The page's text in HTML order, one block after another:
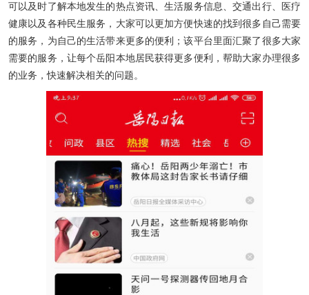
可以及时了解本地发生的热点资讯、生活服务信息、交通出行、医疗
健康以及各种民生服务，大家可以更加方便快速的找到很多自己需要
的服务，为自己的生活带来更多的便利；该平台里面汇聚了很多大家
需要的服务，让每个岳阳本地居民获得更多便利，帮助大家办理很多
的业务，快速解决相关的问题。